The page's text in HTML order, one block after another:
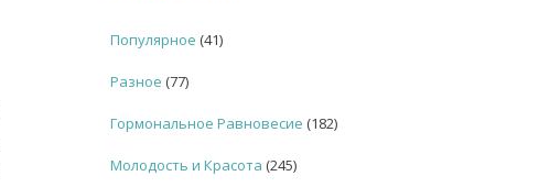
Популярное (41)
Разное (77)
Гормональное Равновесие (182)
Молодость и Красота (245)